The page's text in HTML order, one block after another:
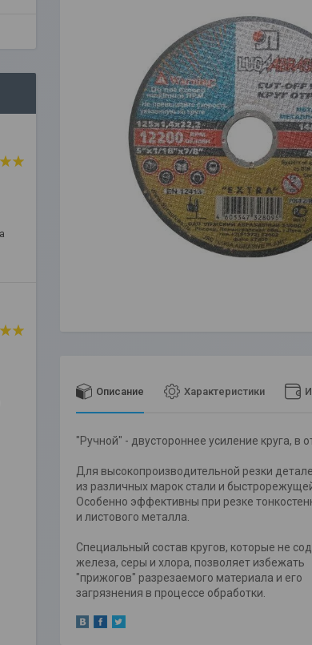
Описание Характеристики
"Ручной" - двустороннее усиление круга, в
Для высокопроизводительной резки
из различных марок стали и
Особенно эффективны при резке
и листового металла.
Специальный состав кругов, которые не
железа, серы и хлора, позволяет избежать
"прижогов" разрезаемого материала и его
загрязнения в процессе обработки.